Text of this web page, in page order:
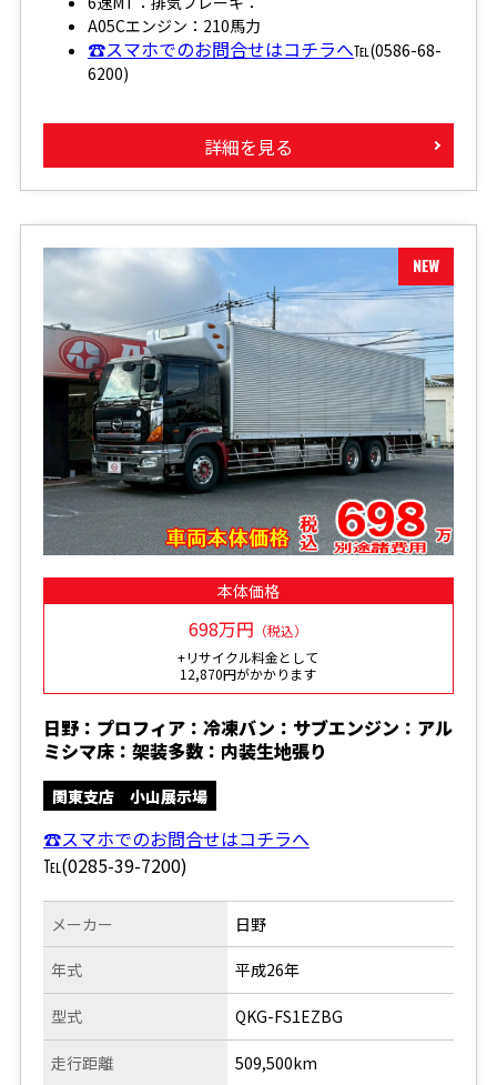
A05Cエンジン：210馬力
☎スマホでのお問合せはコチラへ℡(0586-68-
6200)
詳細を見る
本体価格
698万円 （税込）
+リサイクル料金として
12,870円がかかります
日野：プロフィア：冷凍バン：サブエンジン：アル
ミシマ床：架装多数：内装生地張り
関東支店 小山展示場
☎スマホでのお問合せはコチラへ
℡(0285-39-7200)
メーカー
年式
型式
走行距離
日野
平成26年
QKG-FS1EZBG
509,500km